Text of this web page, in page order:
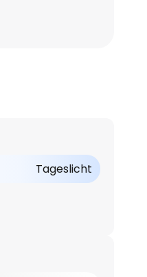
Tageslicht